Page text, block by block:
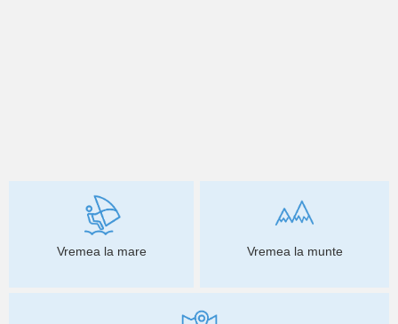
Vremea la mare Vremea la munte